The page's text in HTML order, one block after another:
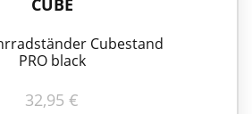
CUBE
Cubestand
PRO black
32,95 €